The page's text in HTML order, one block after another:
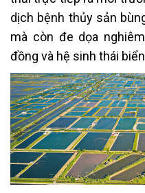
dịch bệnh thủy sản
mà còn đe dọa
đồng và hệ sinh thái